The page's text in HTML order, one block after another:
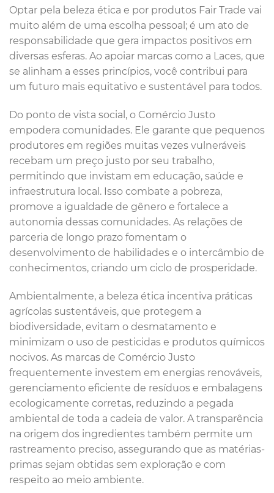
Optar pela beleza ética e por produtos Fair Trade vai
muito além de uma escolha pessoal; é um ato de
responsabilidade que gera impactos positivos em
diversas esferas. Ao apoiar marcas como a Laces, que
se alinham a esses princípios, você contribui para
um futuro mais equitativo e sustentável para todos.
Do ponto de vista social, o Comércio Justo
empodera comunidades. Ele garante que pequenos
produtores em regiões muitas vezes vulneráveis
recebam um preço justo por seu trabalho,
permitindo que invistam em educação, saúde e
infraestrutura local. Isso combate a pobreza,
promove a igualdade de gênero e fortalece a
autonomia dessas comunidades. As relações de
parceria de longo prazo fomentam o
desenvolvimento de habilidades e o intercâmbio de
conhecimentos, criando um ciclo de prosperidade.
Ambientalmente, a beleza ética incentiva práticas
agrícolas sustentáveis, que protegem a
biodiversidade, evitam o desmatamento e
minimizam o uso de pesticidas e produtos químicos
nocivos. As marcas de Comércio Justo
frequentemente investem em energias renováveis,
gerenciamento eficiente de resíduos e embalagens
ecologicamente corretas, reduzindo a pegada
ambiental de toda a cadeia de valor. A transparência
na origem dos ingredientes também permite um
rastreamento preciso, assegurando que as matérias-
primas sejam obtidas sem exploração e com
respeito ao meio ambiente.